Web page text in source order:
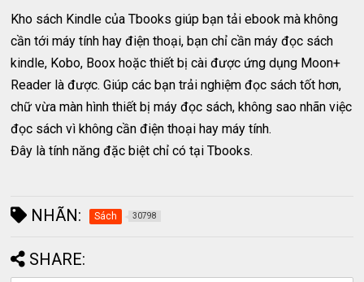
Kho sách Kindle của Tbooks giúp bạn tải ebook mà không
cần tới máy tính hay điện thoại, bạn chỉ cần máy đọc sách
kindle, Kobo, Boox hoặc thiết bị cài được ứng dụng Moon+
Reader là được. Giúp các bạn trải nghiệm đọc sách tốt hơn,
chữ vừa màn hình thiết bị máy đọc sách, không sao nhãn việc
đọc sách vì không cần điện thoại hay máy tính.
Đây là tính năng đặc biệt chỉ có tại Tbooks.
NHÃN: Sách 30798
SHARE: